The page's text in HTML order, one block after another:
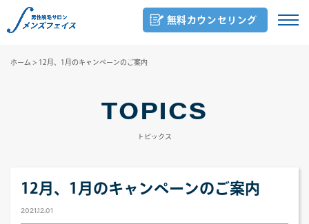
無料カウンセリング
ホーム > 12月、1月のキャンペーンのご案内
TOPICS
トピックス
12月、1月のキャンペーンのご案内
2021.12.01